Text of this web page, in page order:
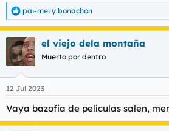
R
e
a
c
c
i
e
:
pai-mei y bonachon
el viejo dela montaña
Muerto por dentro
12 Jul 2023
Vaya bazofia de películas salen,